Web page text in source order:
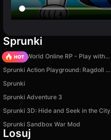
Sprunki
Sprunki World Online RP - Play with Friends!
Sprunki Action Playground: Ragdoll Sandbox
Sprunki
Sprunki Adventure 3
Sprunki 3D: Hide and Seek in the City
Sprunki Sandbox War Mod
Losuj